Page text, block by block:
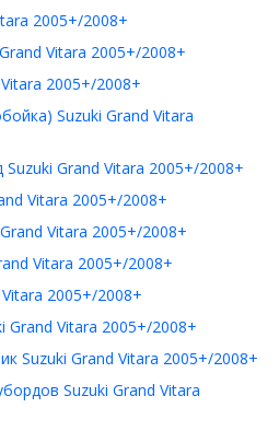
2005+/2008+
Vitara 2005+/2008+
2005+/2008+
Suzuki Grand Vitara
Grand Vitara 2005+/2008+
Vitara 2005+/2008+
Vitara 2005+/2008+
Vitara 2005+/2008+
2005+/2008+
Grand Vitara 2005+/2008+
Suzuki Grand Vitara 2005+/2008+
Suzuki Grand Vitara